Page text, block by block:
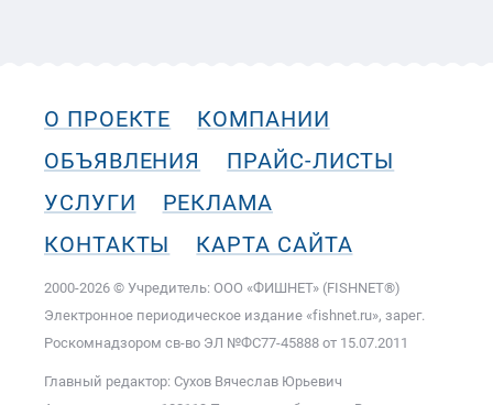
О ПРОЕКТЕ
КОМПАНИИ
ОБЪЯВЛЕНИЯ
ПРАЙС-ЛИСТЫ
УСЛУГИ
РЕКЛАМА
КОНТАКТЫ
КАРТА САЙТА
2000-2026 © Учредитель: ООО «ФИШНЕТ» (FISHNET®)
Электронное периодическое издание «fishnet.ru», зарег.
Роскомнадзором cв-во ЭЛ №ФС77-45888 от 15.07.2011
Главный редактор: Сухов Вячеслав Юрьевич